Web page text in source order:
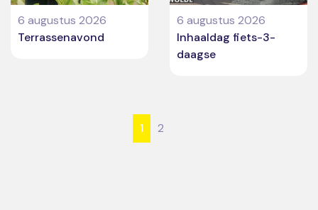
6 augustus 2026
Terrassenavond
6 augustus 2026
Inhaaldag fiets-3-
daagse
1 2